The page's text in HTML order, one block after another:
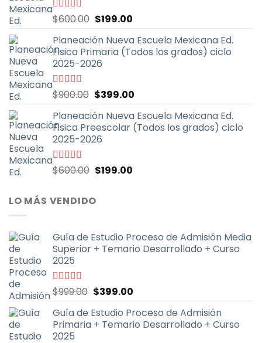
Valorado
con
5
$600.00 El
original
era:
$600.00.
$199.00El
actual
es:
Planeación Nueva Escuela Mexicana Ed.
Fisica Primaria (Todos los grados) ciclo
2025-2026
Valorado
con
5
$900.00 El
original
era:
$900.00.
$399.00El
actual
es:
Planeación Nueva Escuela Mexicana Ed.
Fisica Preescolar (Todos los grados) ciclo
2025-2026
Valorado
con
$600.00 El
original
era:
$199.00El
LO MÁS VENDIDO
Guía de Estudio Proceso de Admisión Media
Superior + Temario Desarrollado + Curso
2025
Valorado
con
5
$999.00 El
original
era:
$399.00El
actual
es:
Guía de Estudio Proceso de Admisión
Primaria + Temario Desarrollado + Curso
2025